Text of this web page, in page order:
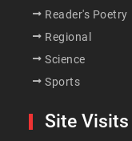
Reader's Poetry
Regional
Science
Sports
Site Visits